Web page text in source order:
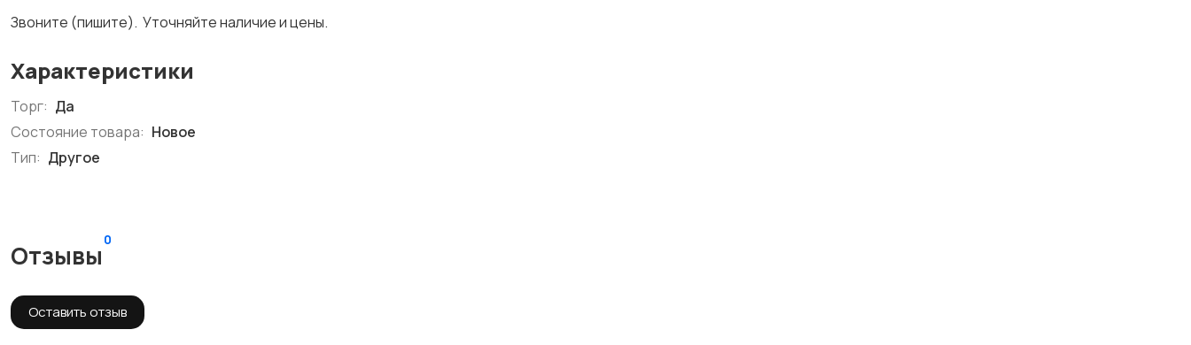
Звоните (пишите). Уточняйте наличие и цены.
Характеристики
Торг: Да
Состояние товара: Новое
Тип: Другое
Отзывы
0
Оставить отзыв